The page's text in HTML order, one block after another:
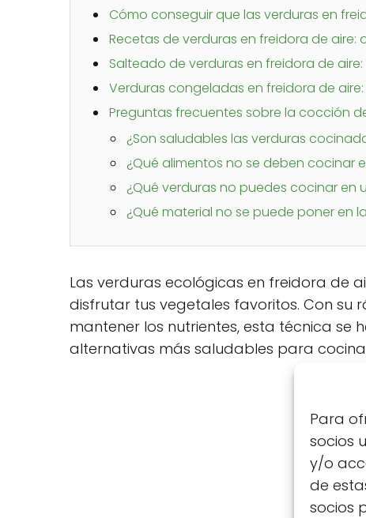
Para
socios
y/o
de
socios
Cómo conseguir que las verduras en
Recetas de verduras en freidora de aire:
Salteado de verduras en freidora de aire:
Verduras congeladas en freidora de
Preguntas frecuentes sobre la cocción
¿Son saludables las verduras
¿Qué alimentos no se deben cocinar
¿Qué verduras no puedes cocinar en
¿Qué material no se puede poner en
Las verduras ecológicas en freidora de
disfrutar tus vegetales favoritos. Con
mantener los nutrientes, esta técnica se
alternativas más saludables para